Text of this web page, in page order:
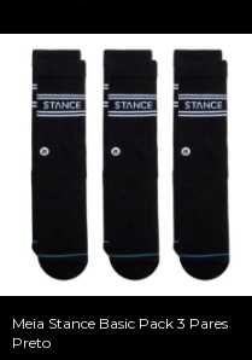
Meia Stance Basic Pack 3 Pares
Preto